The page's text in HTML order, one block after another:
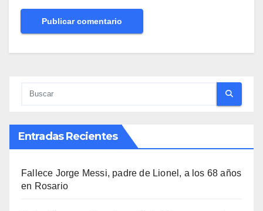
Entradas Recientes
Fallece Jorge Messi, padre de Lionel, a los 68 años
en Rosario